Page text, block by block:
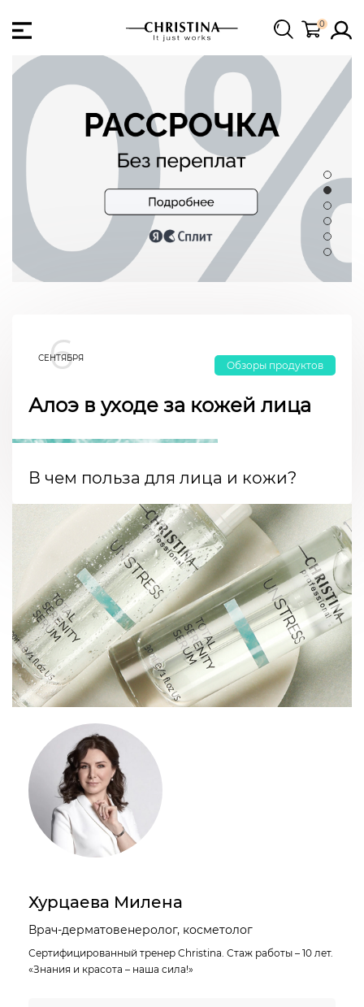
0
6
СЕНТЯБРЯ
Обзоры продуктов
Алоэ в уходе за кожей лица
В чем польза для лица и кожи?
Хурцаева Милена
Врач-дерматовенеролог, косметолог
Сертифицированный тренер Christina. Стаж работы – 10 лет.
«Знания и красота – наша сила!»